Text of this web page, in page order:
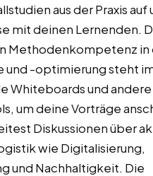
aus der Praxis auf
mit deinen Lernenden.
Methodenkompetenz in
und -optimierung steht
Whiteboards und andere
um deine Vorträge
Diskussionen über
wie Digitalisierung,
und Nachhaltigkeit. Die